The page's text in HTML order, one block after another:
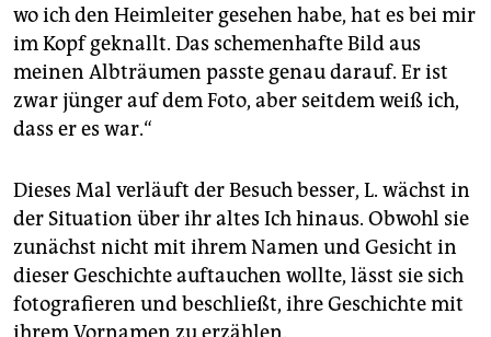
wo ich den Heimleiter gesehen habe, hat es bei mir
im Kopf geknallt. Das schemenhafte Bild aus
meinen Albträumen passte genau darauf. Er ist
zwar jünger auf dem Foto, aber seitdem weiß ich,
dass er es war.“
Dieses Mal verläuft der Besuch besser, L. wächst in
der Situation über ihr altes Ich hinaus. Obwohl sie
zunächst nicht mit ihrem Namen und Gesicht in
dieser Geschichte auftauchen wollte, lässt sie sich
fotografieren und beschließt, ihre Geschichte mit